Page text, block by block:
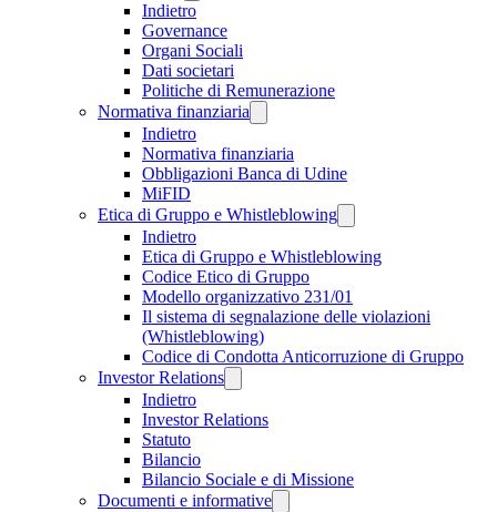
Indietro
Governance
Organi Sociali
Dati societari
Politiche di Remunerazione
Normativa finanziaria
Indietro
Normativa finanziaria
Obbligazioni Banca di Udine
MiFID
Etica di Gruppo e Whistleblowing
Indietro
Etica di Gruppo e Whistleblowing
Codice Etico di Gruppo
Modello organizzativo 231/01
Il sistema di segnalazione delle violazioni
(Whistleblowing)
Codice di Condotta Anticorruzione di Gruppo
Investor Relations
Indietro
Investor Relations
Statuto
Bilancio
Bilancio Sociale e di Missione
Documenti e informative